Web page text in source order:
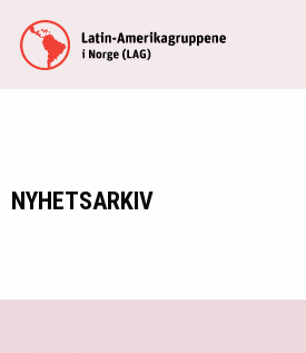
NYHETSARKIV